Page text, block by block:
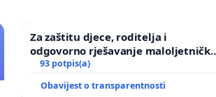
Za zaštitu djece, roditelja i
odgovorno rješavanje
nasilja
93 potpis(a)
Obavijest o transparentnosti